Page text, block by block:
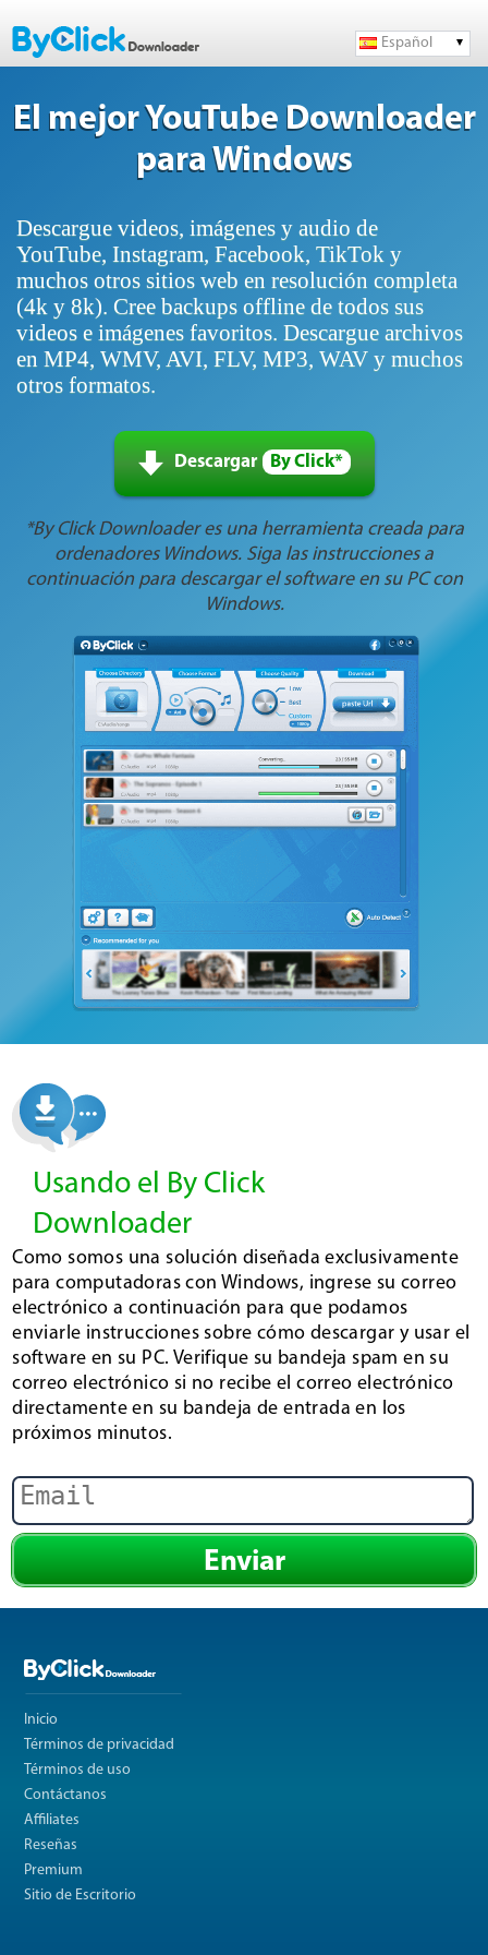
Español
El mejor YouTube Downloader
para Windows
Descargue videos, imágenes y audio de
YouTube, Instagram, Facebook, TikTok y
muchos otros sitios web en resolución completa
(4k y 8k). Cree backups offline de todos sus
videos e imágenes favoritos. Descargue archivos
en MP4, WMV, AVI, FLV, MP3, WAV y muchos
otros formatos.
Descargar By Click*
*By Click Downloader es una herramienta creada para
ordenadores Windows. Siga las instrucciones a
continuación para descargar el software en su PC con
Windows.
Usando el By Click
Downloader
Como somos una solución diseñada exclusivamente
para computadoras con Windows, ingrese su correo
electrónico a continuación para que podamos
enviarle instrucciones sobre cómo descargar y usar el
software en su PC. Verifique su bandeja spam en su
correo electrónico si no recibe el correo electrónico
directamente en su bandeja de entrada en los
próximos minutos.
Enviar
Inicio
Términos de privacidad
Términos de uso
Contáctanos
Affiliates
Reseñas
Premium
Sitio de Escritorio